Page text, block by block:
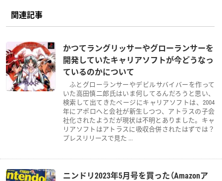
関連記事
かつてラングリッサーやグローランサーを
開発していたキャリアソフトが今どうなっ
ているのかについて
ふとグローランサーやデビルサバイバーを作って
いた高田慎二郎氏はいま何してるんだろうと思い、
検索して出てきたページにキャリアソフトは、2004
年にアポロへと会社が新生しつつ、アトラスの子会
社化されたようだが現状は不明とありました。キャ
リアソフトはアトラスに吸収合併されたはずでは？
プレスリリースで見た ...
ニンドリ2023年5月号を買った（Amazonア